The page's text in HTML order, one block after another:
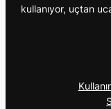
kullanıyor, uçtan